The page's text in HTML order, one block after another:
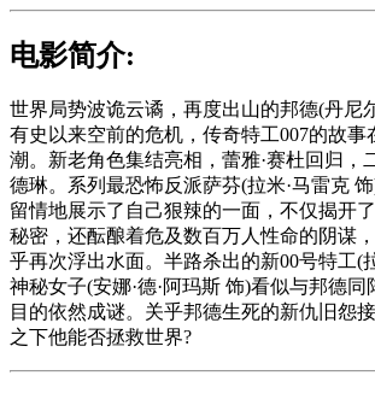
电影简介:
世界局势波诡云谲，再度出山的邦德(丹尼
有史以来空前的危机，传奇特工007的故事
潮。新老角色集结亮相，蕾雅·赛杜回归，
德琳。系列最恐怖反派萨芬(拉米·马雷克
留情地展示了自己狠辣的一面，不仅揭开
秘密，还酝酿着危及数百万人性命的阴谋
乎再次浮出水面。半路杀出的新00号特工(
神秘女子(安娜·德·阿玛斯 饰)看似与邦德
目的依然成谜。关乎邦德生死的新仇旧怨
之下他能否拯救世界?